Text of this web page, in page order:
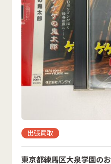
出張買取
東京都練馬区大泉学園の